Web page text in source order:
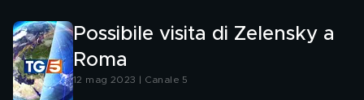
Possibile visita di Zelensky a
Roma
12 mag 2023 | Canale 5